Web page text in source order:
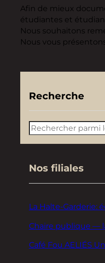
Afin de mieux
étudiantes et
Nous souhaitons
Nous vous
Recherche
Rechercher
Nos filiales
La Halte-Garderie:
Chaire publique —
Café Fou AELIÉS